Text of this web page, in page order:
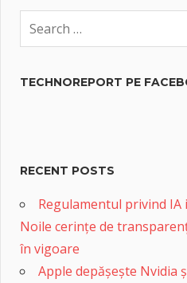
TECHNOREPORT PE
RECENT POSTS
Regulamentul privind
Noile cerințe de
în vigoare
Apple depășește Nvidia